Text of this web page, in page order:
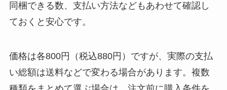
同梱できる数、支払い方法などもあわせて確認し
ておくと安心です。
価格は各800円（税込880円）ですが、実際の支払
い総額は送料などで変わる場合があります。複数